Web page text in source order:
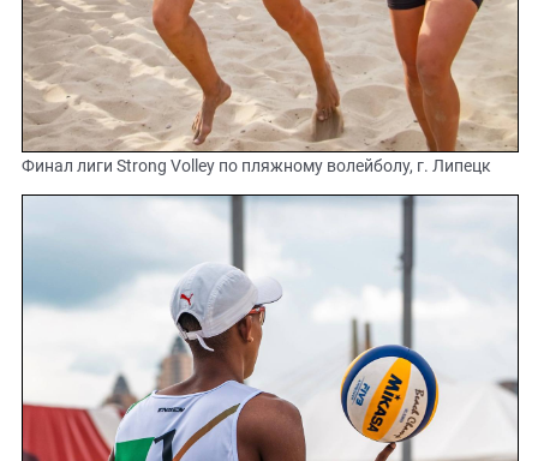
Финал лиги Strong Volley по пляжному волейболу, г. Липецк